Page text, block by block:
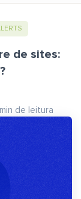
de sites:
min de leitura